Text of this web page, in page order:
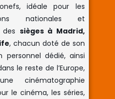
idéale pour les
nationales et
sièges à Madrid,
, chacun doté de son
personnel dédié, ainsi
le reste de l’Europe,
cinématographie
le cinéma, les séries,